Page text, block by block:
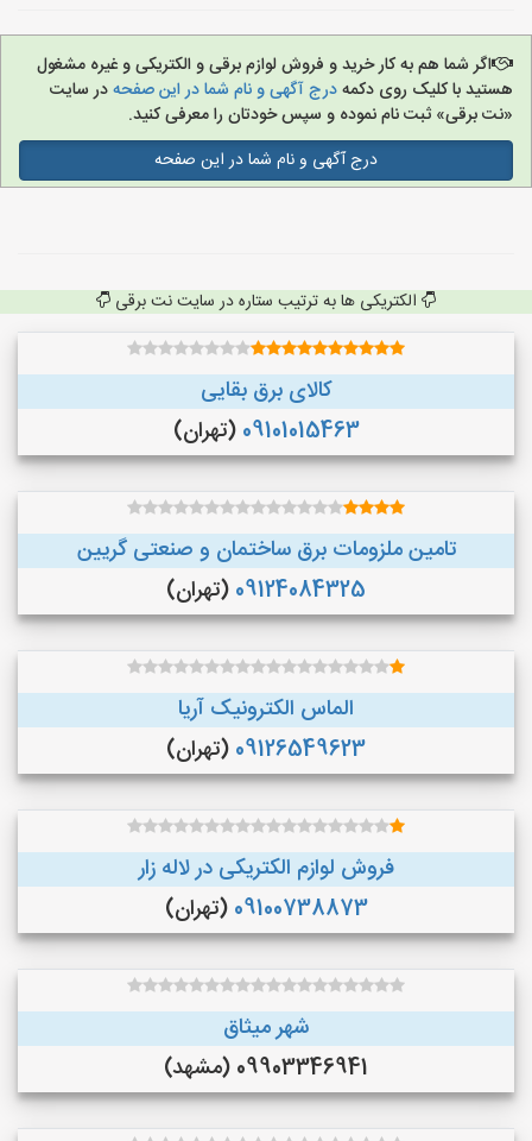
اگر شما هم به کار خرید و فروش لوازم برقی و الکتریکی و غیره مشغول
هستید با کلیک روی دکمهدرج آگهی و نام شما در این صفحهدر سایت
«نت برقی» ثبت نام نموده و سپس خودتان را معرفی کنید.
درج آگهی و نام شما در این صفحه
الکتریکی ها به ترتیب ستاره در سایت نت برقی
کالای برق بقایی
09101015463 (تهران)
تامین ملزومات برق ساختمان و صنعتی گریین
09124084325 (تهران)
الماس الکترونیک آریا
09126549623 (تهران)
فروش لوازم الکتریکی در لاله زار
09100738873 (تهران)
شهر میثاق
09903346941 (مشهد)